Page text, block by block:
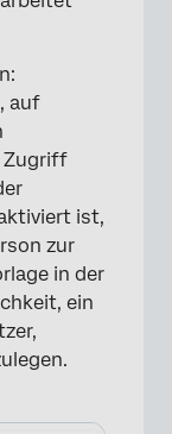
auf
Zugriff
ist,
zur
in der
ein